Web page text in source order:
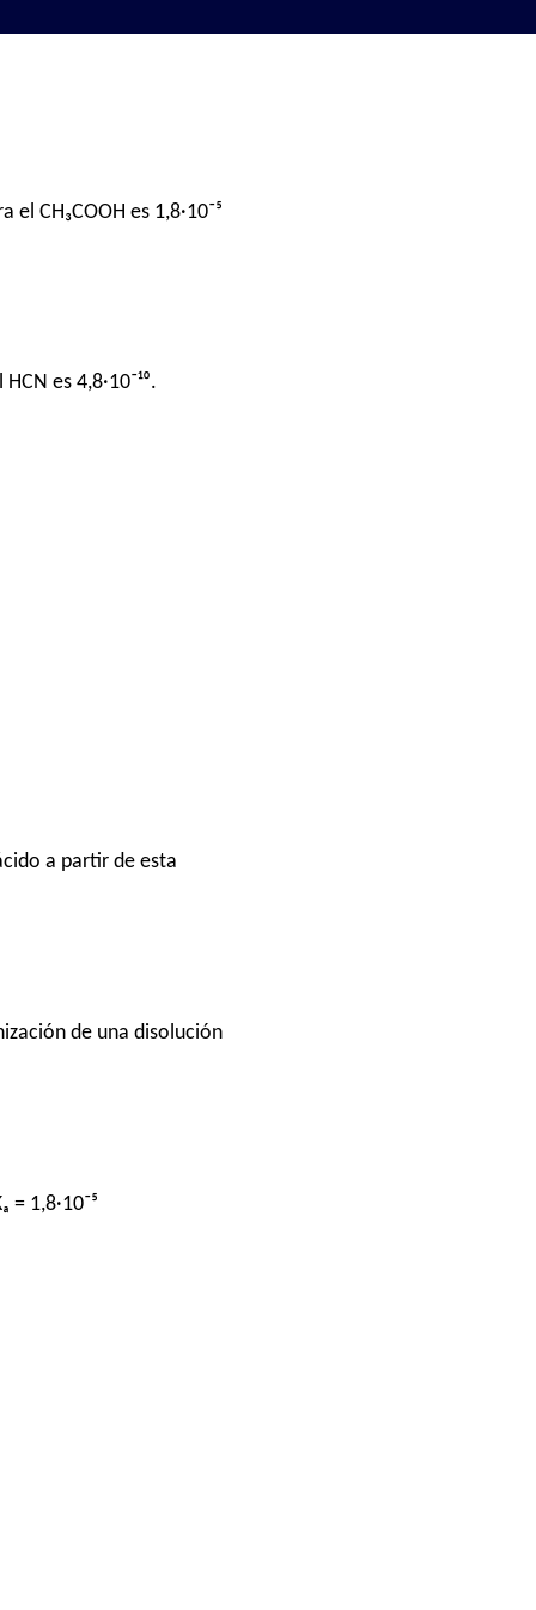
CH₃COOH es 1,8·10⁻⁵
es 4,8·10⁻¹⁰.
a partir de esta
de una disolución
1,8·10⁻⁵